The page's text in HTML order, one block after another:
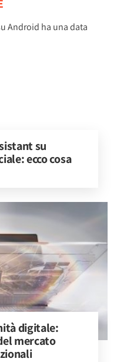
su
ecco cosa
digitale:
mercato